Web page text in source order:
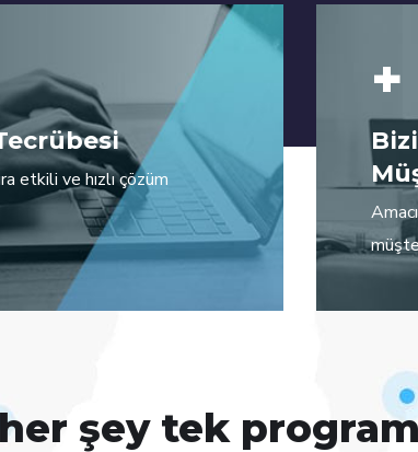
etkili ve hızlı çözüm
+
şey tek